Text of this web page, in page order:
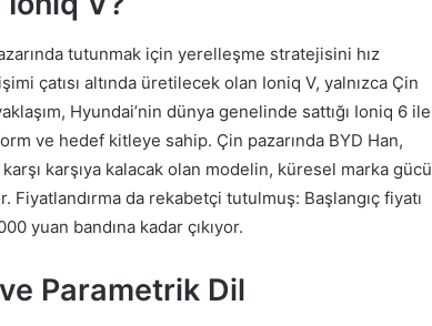
tutunmak için yerelleşme stratejisini hız
çatısı altında üretilecek olan Ioniq V, yalnızca Çin
Hyundai’nin dünya genelinde sattığı Ioniq 6 ile
ve hedef kitleye sahip. Çin pazarında BYD Han,
karşıya kalacak olan modelin, küresel marka gücü
da rekabetçi tutulmuş: Başlangıç fiyatı
yuan bandına kadar çıkıyor.
Parametrik Dil